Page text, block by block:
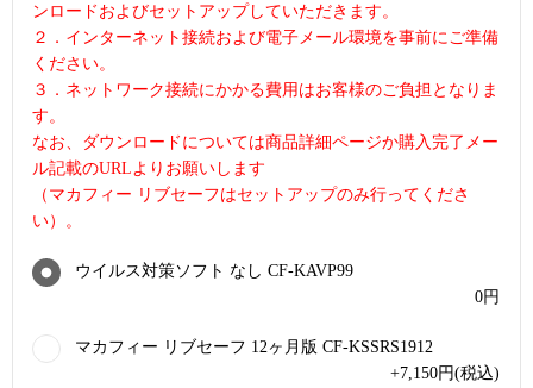
ンロードおよびセットアップしていただきます。
２．インターネット接続および電子メール環境を事前にご準備
ください。
３．ネットワーク接続にかかる費用はお客様のご負担となりま
す。
なお、ダウンロードについては商品詳細ページか購入完了メー
ル記載のURLよりお願いします
（マカフィー リブセーフはセットアップのみ行ってくださ
い）。
ウイルス対策ソフト なし CF-KAVP99
0円
マカフィー リブセーフ 12ヶ月版 CF-KSSRS1912
+7,150円(税込)